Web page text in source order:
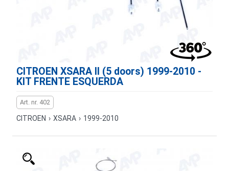
CITROEN XSARA II (5 doors) 1999-2010 -
KIT FRENTE ESQUERDA
Art. nr. 402
CITROEN › XSARA › 1999-2010